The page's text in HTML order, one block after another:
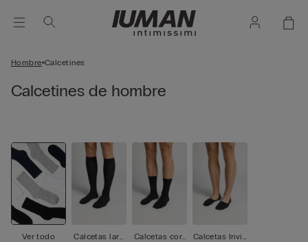
Hombre Calcetines
Calcetines de hombre
Ver todo
Calcetas larg
Calcetas cort
Calcetas Invis